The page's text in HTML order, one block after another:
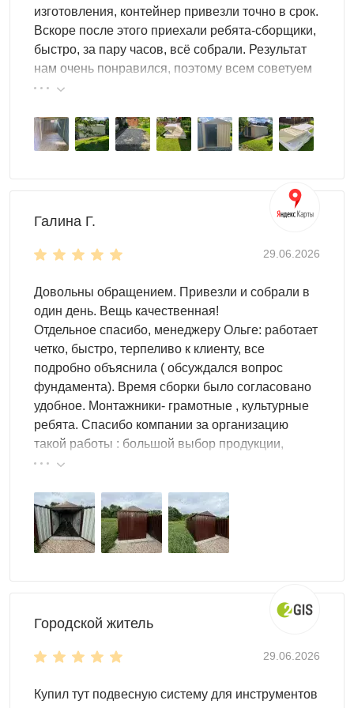
Усиленный пол: нагрузка до 500 кг/м², подходит
для машины до 3 тонн и тяжёлого оборудования;
герметичный, с дренажными отверстиями,
защищает от грызунов
ветру; доступен усиленный корпус
Защищённый металл: стены из профлиста НС-35
Установка без фундамента
: наличие пола
фундаментные блоки
одного), возможен принт, граффити или логотип
Что вмещается в гараж
Гараж SKOGGY для участка становится универсальным
хранилищем: от компактной модели для мототехники и
инструментов до просторного варианта под автомобиль
и мастерскую. Внутри размещают мотоцикл, квадроцикл,
садовую технику, лестницы, дрова, стройматериалы,
оптимального использования пространства добавляют
системы хранения: стеллажи, панели для инструмента,
направляющие, подвесы и решения для шин.
начните с выбора размеров и задач хранения. Затем
двускатная), вариант корпуса (стандартный или
изготовления, контейнер привезли точно в срок.
Вскоре после этого приехали ребята-сборщики,
быстро, за пару часов, всё собрали. Результат
нам очень понравился, поэтому всем советуем
эту фирму.
Галина Г.
29.06.2026
Довольны обращением. Привезли и собрали в
один день. Вещь качественная!
Отдельное спасибо, менеджеру Ольге: работает
четко, быстро, терпеливо к клиенту, все
подробно объяснила ( обсуждался вопрос
фундамента). Время сборки было согласовано
удобное. Монтажники- грамотные , культурные
ребята. Спасибо компании за организацию
такой работы : большой выбор продукции,
реальные цены.
Городской житель
29.06.2026
Купил тут подвесную систему для инструментов